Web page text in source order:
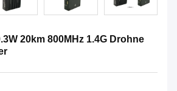
20km 800MHz 1.4G Drohne